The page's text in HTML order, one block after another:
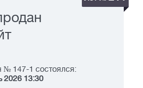
№ 147-1 состоялся:
2026 13:30